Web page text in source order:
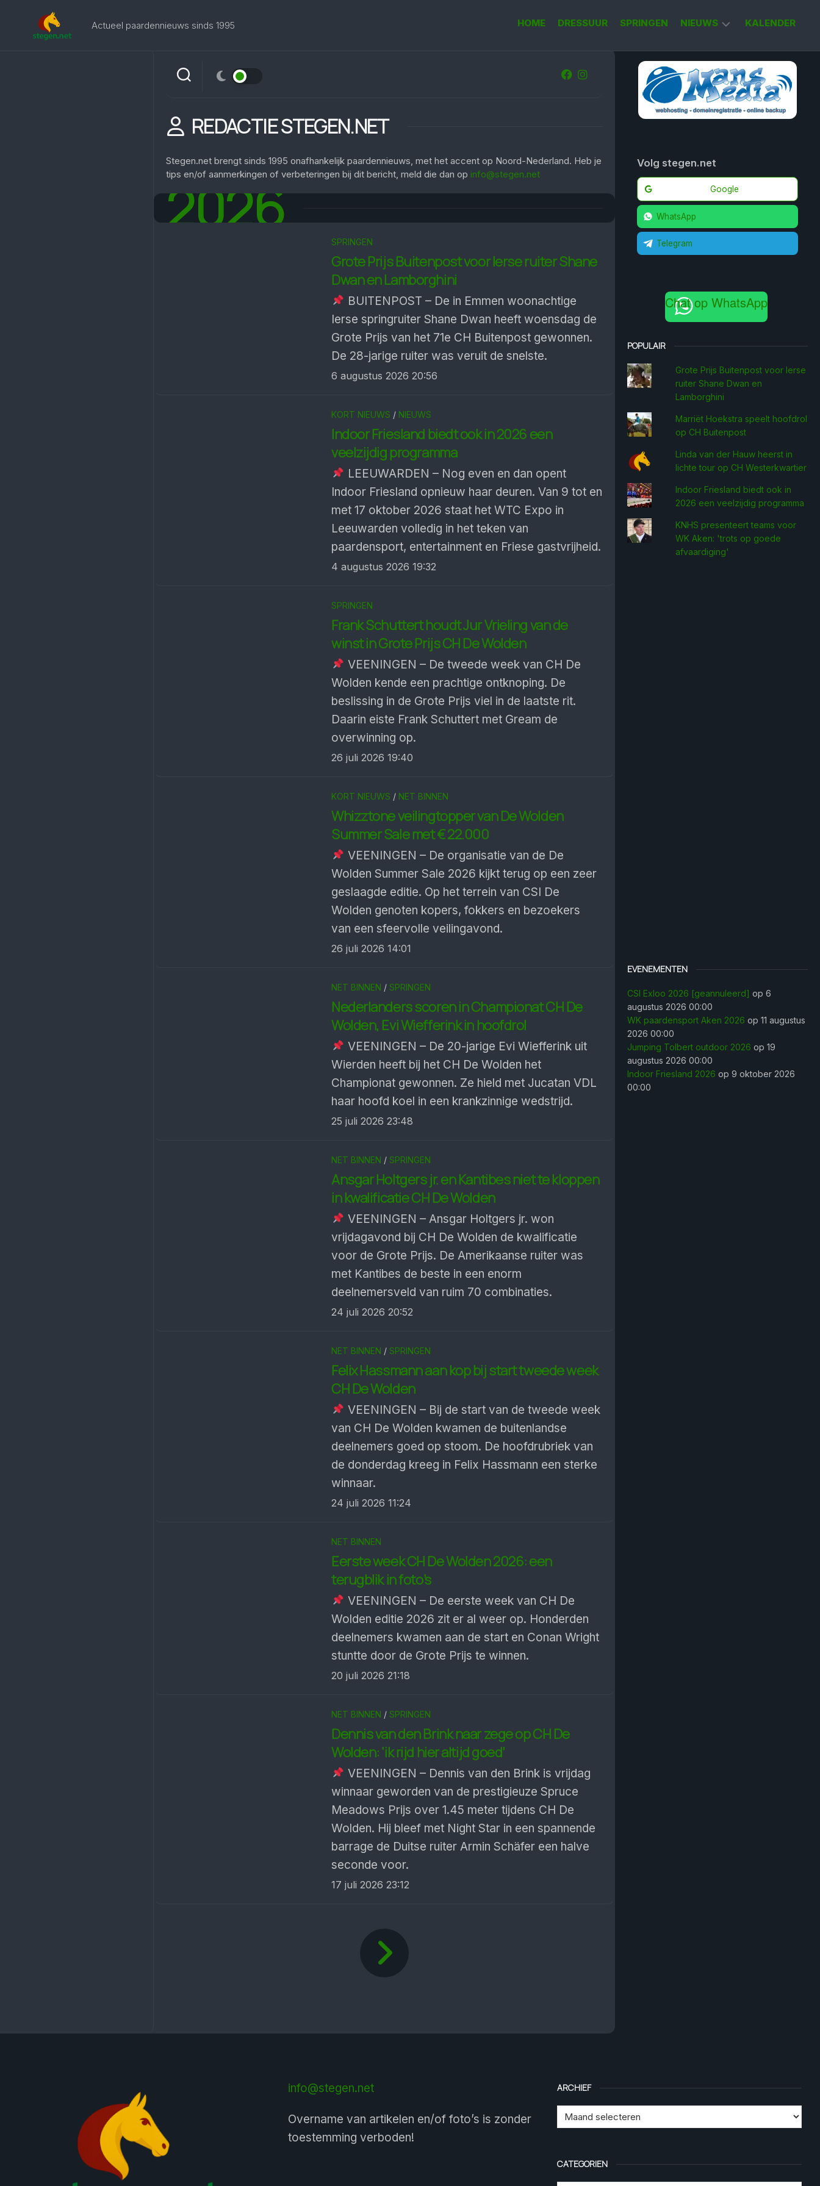
Actueel paardennieuws sinds 1995 HOME DRESSUUR SPRINGEN NIEUWS
KORT
NIEUWS
KALENDER
REDACTIE STEGEN.NET
Stegen.net brengt sinds 1995 onafhankelijk paardennieuws, met het accent op Noord-Nederland. Heb je
tips en/of aanmerkingen of verbeteringen bij dit bericht, meld die dan op info@stegen.net
2026 SPRINGEN
Grote Prijs Buitenpost voor Ierse ruiter Shane
Dwan en Lamborghini
BUITENPOST – De in Emmen woonachtige
Ierse springruiter Shane Dwan heeft woensdag de
Grote Prijs van het 71e CH Buitenpost gewonnen.
De 28-jarige ruiter was veruit de snelste.
6 augustus 2026 20:56
KORT NIEUWS / NIEUWS
Indoor Friesland biedt ook in 2026 een
veelzijdig programma
LEEUWARDEN – Nog even en dan opent
Indoor Friesland opnieuw haar deuren. Van 9 tot en
met 17 oktober 2026 staat het WTC Expo in
Leeuwarden volledig in het teken van
paardensport, entertainment en Friese gastvrijheid.
4 augustus 2026 19:32
SPRINGEN
Frank Schuttert houdt Jur Vrieling van de
winst in Grote Prijs CH De Wolden
VEENINGEN – De tweede week van CH De
Wolden kende een prachtige ontknoping. De
beslissing in de Grote Prijs viel in de laatste rit.
Daarin eiste Frank Schuttert met Gream de
overwinning op.
26 juli 2026 19:40
KORT NIEUWS / NET BINNEN
Whizztone veilingtopper van De Wolden
Summer Sale met € 22.000
VEENINGEN – De organisatie van de De
Wolden Summer Sale 2026 kijkt terug op een zeer
geslaagde editie. Op het terrein van CSI De
Wolden genoten kopers, fokkers en bezoekers
van een sfeervolle veilingavond.
26 juli 2026 14:01
NET BINNEN / SPRINGEN
Nederlanders scoren in Championat CH De
Wolden, Evi Wiefferink in hoofdrol
VEENINGEN – De 20-jarige Evi Wiefferink uit
Wierden heeft bij het CH De Wolden het
Championat gewonnen. Ze hield met Jucatan VDL
haar hoofd koel in een krankzinnige wedstrijd.
25 juli 2026 23:48
NET BINNEN / SPRINGEN
Ansgar Holtgers jr. en Kantibes niet te kloppen
in kwalificatie CH De Wolden
VEENINGEN – Ansgar Holtgers jr. won
vrijdagavond bij CH De Wolden de kwalificatie
voor de Grote Prijs. De Amerikaanse ruiter was
met Kantibes de beste in een enorm
deelnemersveld van ruim 70 combinaties.
24 juli 2026 20:52
NET BINNEN / SPRINGEN
Felix Hassmann aan kop bij start tweede week
CH De Wolden
VEENINGEN – Bij de start van de tweede week
van CH De Wolden kwamen de buitenlandse
deelnemers goed op stoom. De hoofdrubriek van
de donderdag kreeg in Felix Hassmann een sterke
winnaar.
24 juli 2026 11:24
NET BINNEN
Eerste week CH De Wolden 2026: een
terugblik in foto’s
VEENINGEN – De eerste week van CH De
Wolden editie 2026 zit er al weer op. Honderden
deelnemers kwamen aan de start en Conan Wright
stuntte door de Grote Prijs te winnen.
20 juli 2026 21:18
NET BINNEN / SPRINGEN
Dennis van den Brink naar zege op CH De
Wolden: ‘ik rijd hier altijd goed’
VEENINGEN – Dennis van den Brink is vrijdag
winnaar geworden van de prestigieuze Spruce
Meadows Prijs over 1.45 meter tijdens CH De
Wolden. Hij bleef met Night Star in een spannende
barrage de Duitse ruiter Armin Schäfer een halve
seconde voor.
17 juli 2026 23:12
Volg stegen.net
Google
WhatsApp
Telegram
Chat op WhatsApp
POPULAIR
Grote Prijs Buitenpost voor Ierse
ruiter Shane Dwan en
Lamborghini
Marriët Hoekstra speelt hoofdrol
op CH Buitenpost
Linda van der Hauw heerst in
lichte tour op CH Westerkwartier
Indoor Friesland biedt ook in
2026 een veelzijdig programma
KNHS presenteert teams voor
WK Aken: 'trots op goede
afvaardiging'
EVENEMENTEN
CSI Exloo 2026 [geannuleerd] op 6
augustus 2026 00:00
WK paardensport Aken 2026 op 11 augustus
2026 00:00
Jumping Tolbert outdoor 2026 op 19
augustus 2026 00:00
Indoor Friesland 2026 op 9 oktober 2026
00:00
info@stegen.net
Overname van artikelen en/of foto’s is zonder
toestemming verboden!
ARCHIEF
CATEGORIEN